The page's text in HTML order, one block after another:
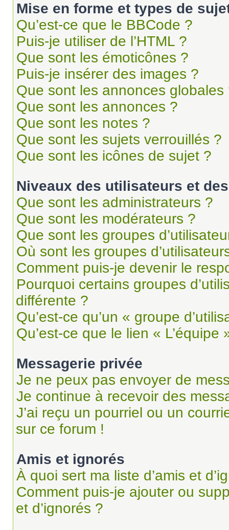
Mise en forme et types de
Qu’est-ce que le BBCode ?
Puis-je utiliser de l’HTML ?
Que sont les émoticônes ?
Puis-je insérer des images ?
Que sont les annonces globales
Que sont les annonces ?
Que sont les notes ?
Que sont les sujets verrouillés ?
Que sont les icônes de sujet ?
Niveaux des utilisateurs et
Que sont les administrateurs ?
Que sont les modérateurs ?
Que sont les groupes
Où sont les groupes
Comment puis-je devenir le
Pourquoi certains groupes
différente ?
Qu’est-ce qu’un « groupe
Qu’est-ce que le lien « L’équipe
Messagerie privée
Je ne peux pas envoyer de
Je continue à recevoir des
J’ai reçu un pourriel ou un
sur ce forum !
Amis et ignorés
À quoi sert ma liste d’amis et
Comment puis-je ajouter ou
et d’ignorés ?